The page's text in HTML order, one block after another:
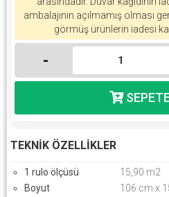
ambalajının açılmamış olması
görmüş ürünlerin iadesi
-
TEKNIK ÖZELLIKLER
1 rulo ölçüsü
15,90 m2
Boyut
106 cm x